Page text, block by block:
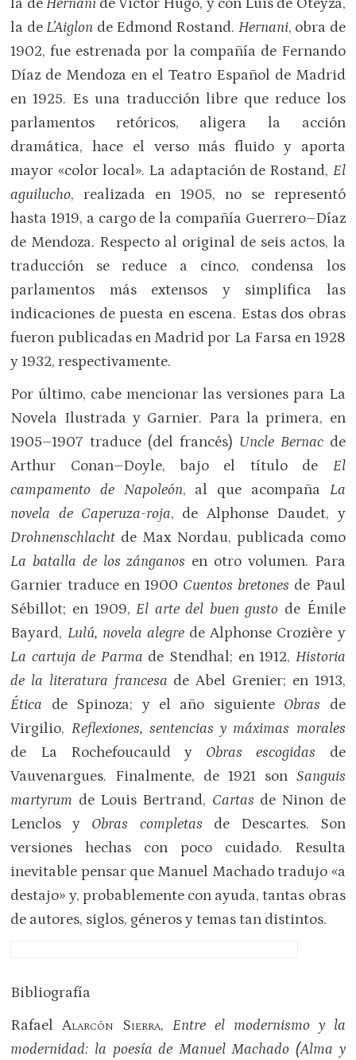
la deL’Aiglon de Edmond Rostand. Hernani, obra de
1902, fue estrenada por la compañía de Fernando
Díaz de Mendoza en el Teatro Español de Madrid
en 1925. Es una traducción libre que reduce los
parlamentos retóricos, aligera la acción
dramática, hace el verso más fluido y aporta
mayor «color local». La adaptación de Rostand, El
aguilucho, realizada en 1905, no se representó
hasta 1919, a cargo de la compañía Guerrero–Díaz
de Mendoza. Respecto al original de seis actos, la
traducción se reduce a cinco, condensa los
parlamentos más extensos y simplifica las
indicaciones de puesta en escena. Estas dos obras
fueron publicadas en Madrid por La Farsa en 1928
y 1932, respectivamente.
Por último, cabe mencionar las versiones para La
Novela Ilustrada y Garnier. Para la primera, en
1905–1907 traduce (del francés) Uncle Bernacde
Arthur Conan–Doyle, bajo el título de El
campamento de Napoleón, al que acompaña La
novela de Caperuza-roja, de Alphonse Daudet, y
Drohnenschlacht de Max Nordau, publicada como
La batalla de los zánganos en otro volumen. Para
Garnier traduce en 1900 Cuentos bretones de Paul
Sébillot; en 1909,El arte del buen gusto de Émile
Bayard, Lulú, novela alegrede Alphonse Crozière y
La cartuja de Parma de Stendhal; en 1912, Historia
de la literatura francesa de Abel Grenier; en 1913,
Ética de Spinoza; y el año siguiente Obras de
Virgilio, Reflexiones, sentencias y máximas morales
de La Rochefoucauld y Obras escogidas de
Vauvenargues. Finalmente, de 1921 son Sanguis
martyrum de Louis Bertrand, Cartas de Ninon de
Lenclos y Obras completas de Descartes. Son
versiones hechas con poco cuidado. Resulta
inevitable pensar que Manuel Machado tradujo «a
destajo» y, probablemente con ayuda, tantas obras
de autores, siglos, géneros y temas tan distintos.
Bibliografía
RafaelAlarcón Sierra,Entre el modernismo y la
modernidad: la poesía de Manuel Machado (Alma y